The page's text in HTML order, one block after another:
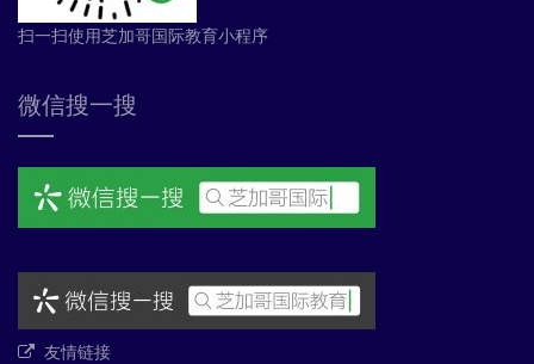
扫一扫使用芝加哥国际教育小程序
微信搜一搜
友情链接